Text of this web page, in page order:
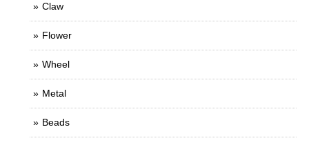
Claw
Flower
Wheel
Metal
Beads